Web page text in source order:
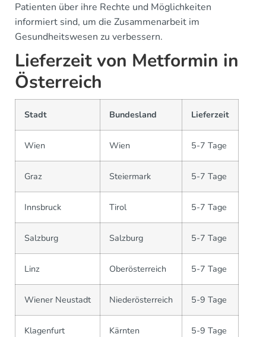
Patienten über ihre Rechte und Möglichkeiten
informiert sind, um die Zusammenarbeit im
Gesundheitswesen zu verbessern.
Lieferzeit von Metformin in
Österreich
Stadt Bundesland Lieferzeit
Wien Wien 5-7 Tage
Graz Steiermark 5-7 Tage
Innsbruck Tirol 5-7 Tage
Salzburg Salzburg 5-7 Tage
Linz Oberösterreich 5-7 Tage
Wiener Neustadt Niederösterreich 5-9 Tage
Klagenfurt Kärnten 5-9 Tage